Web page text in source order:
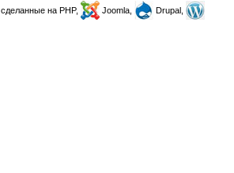
, сделанные на PHP, Joomla,
Drupal,